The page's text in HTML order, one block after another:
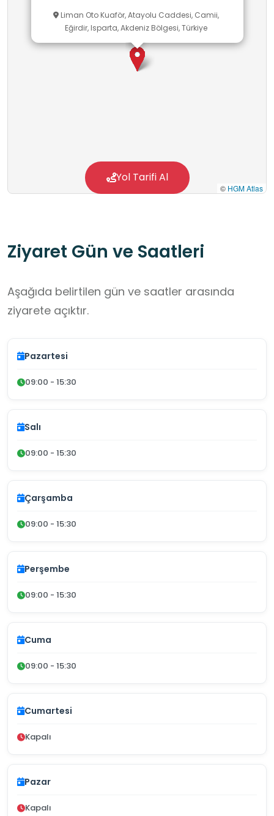
Liman Oto Kuaför, Atayolu Caddesi, Camii,
Eğirdir, Isparta, Akdeniz Bölgesi, Türkiye
© HGM Atlas
Yol Tarifi Al
Ziyaret Gün ve Saatleri
Aşağıda belirtilen gün ve saatler arasında
ziyarete açıktır.
Pazartesi
09:00 - 15:30
Salı
09:00 - 15:30
Çarşamba
09:00 - 15:30
Perşembe
09:00 - 15:30
Cuma
09:00 - 15:30
Cumartesi
Kapalı
Pazar
Kapalı